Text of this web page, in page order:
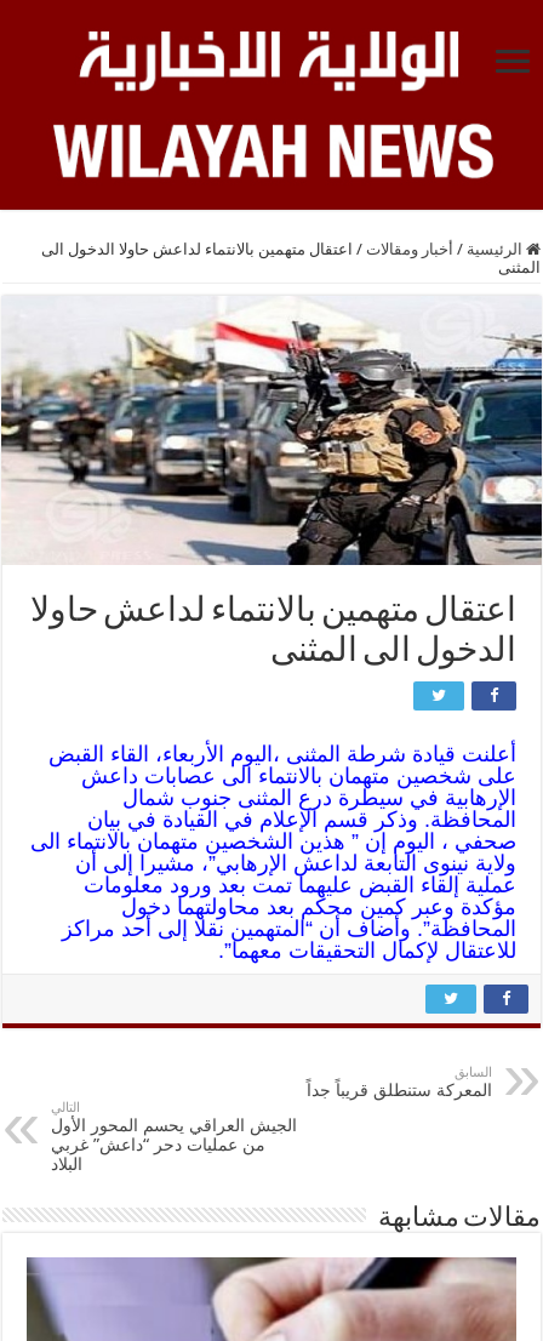
الرئيسية / أخبار ومقالات / اعتقال متهمين بالانتماء لداعش حاولا الدخول الى
المثنى
اعتقال متهمين بالانتماء لداعش حاولا
الدخول الى المثنى
أعلنت قيادة شرطة المثنى ،اليوم الأربعاء، القاء القبض
على شخصين متهمان بالانتماء الى عصابات داعش
الإرهابية في سيطرة درع المثنى جنوب شمال
المحافظة. وذكر قسم الإعلام في القيادة في بيان
صحفي ، اليوم إن ” هذين الشخصين متهمان بالانتماء الى
ولاية نينوى التابعة لداعش الإرهابي”، مشيرا إلى أن
عملية إلقاء القبض عليهما تمت بعد ورود معلومات
مؤكدة وعبر كمين محكم بعد محاولتهما دخول
المحافظة”. وأضاف أن “المتهمين نقلا إلى أحد مراكز
للاعتقال لإكمال التحقيقات معهما”.
السابق
المعركة ستنطلق قريباً جداً
التالي
الجيش العراقي يحسم المحور الأول
من عمليات دحر “داعش” غربي
البلاد
مقالات مشابهة